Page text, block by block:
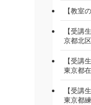
【教室
【受講
京都北
【受講
東京都
【受講
東京都